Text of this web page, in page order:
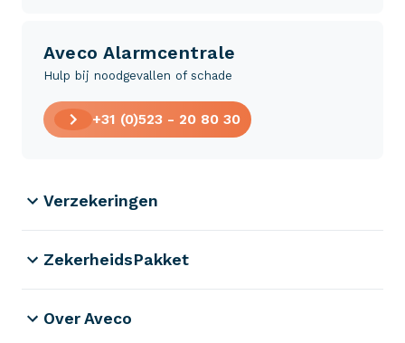
Aveco Alarmcentrale
Hulp bij noodgevallen of schade
+31 (0)523 - 20 80 30
Verzekeringen
ZekerheidsPakket
Over Aveco